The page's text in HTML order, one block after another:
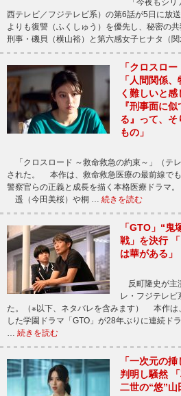
「今夜もシリ
西テレビ／フジテレビ系）の第6話が5日に
よりも復讐（ふくしゅう）を優先し、秘密の
刑事・磯貝（横山裕）と第六感女子ヒナタ（
「クロスロ
「人間関係
く難しいと
『刑事面に
る』って、
もの」
「クロスロード ～救命救急の約束～」（テ
された。 本作は、救命救急医療の最前線でも
警察官らの正義と成長を描く本格医療ドラマ
遥（今田美桜）や桐 … 続きを読む
「GTO」“
戦」を決行
は華がある」
反町隆史が主
レ・フジテレビ
た。（※以下、ネタバレを含みます） 本作は
した学園ドラマ「GTO」が28年ぶりに連続ド
… 続きを読む
「一次元の
判明し騒然
二世の“悠”山